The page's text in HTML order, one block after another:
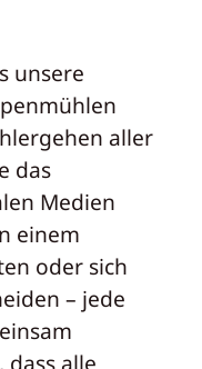
unsere
aller
das
Medien
einem
oder sich
– jede
alle